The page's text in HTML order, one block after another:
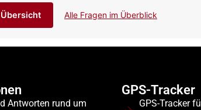
Alle Fragen im Überblick
Antworten rund um
GPS-Tracker
GPS-Tracker